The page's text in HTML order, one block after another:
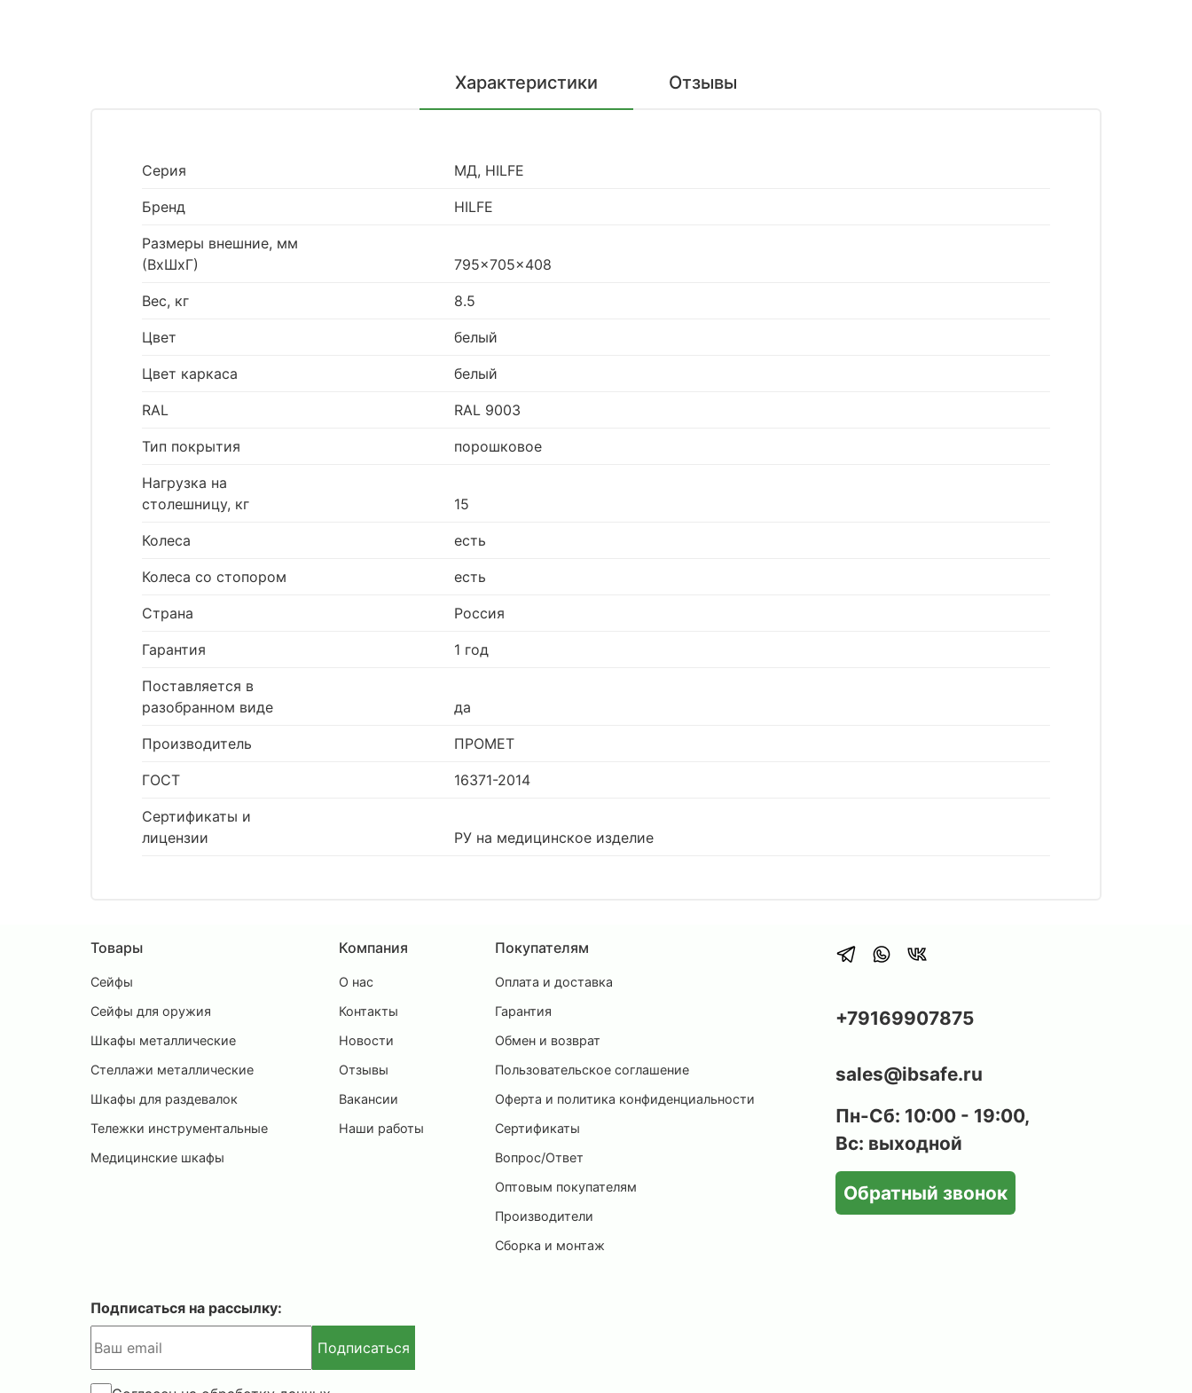
Характеристики Отзывы
Серия МД, HILFE
Бренд HILFE
Размеры внешние, мм
(ВхШхГ)
795x705x408
Вес, кг 8.5
Цвет белый
Цвет каркаса белый
RAL RAL 9003
Тип покрытия порошковое
Нагрузка на
столешницу, кг
15
Колеса есть
Колеса со стопором есть
Страна Россия
Гарантия 1 год
Поставляется в
разобранном виде
да
Производитель ПРОМЕТ
ГОСТ 16371-2014
Сертификаты и
лицензии
РУ на медицинское изделие
Товары
Сейфы
Сейфы для оружия
Шкафы металлические
Стеллажи металлические
Шкафы для раздевалок
Тележки инструментальные
Медицинские шкафы
Компания
О нас
Контакты
Новости
Отзывы
Вакансии
Наши работы
Покупателям
Оплата и доставка
Гарантия
Обмен и возврат
Пользовательское соглашение
Оферта и политика конфиденциальности
Сертификаты
Вопрос/Ответ
Оптовым покупателям
Производители
Сборка и монтаж
+79169907875
sales@ibsafe.ru
Пн-Сб: 10:00 - 19:00,
Вс: выходной
Обратный звонок
Подписаться на рассылку:
Подписаться